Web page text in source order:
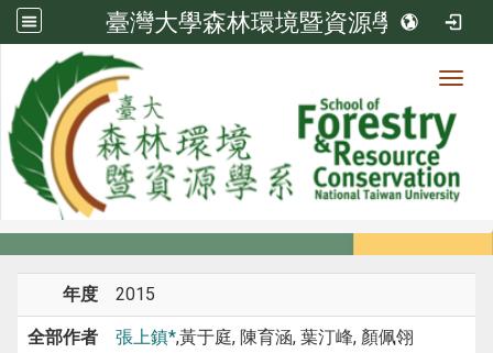
臺灣大學森林環境暨資源學系
系所成員
系所成員
年度 2015
全部作者 張上鎮*,黃于庭, 陳育涵, 葉汀峰, 顏佩翎